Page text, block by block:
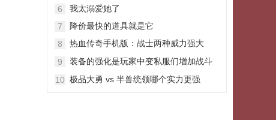
6
我太溺爱她了
7
降价最快的道具就是它
8
热血传奇手机版：战士两种威力强大
9
装备的强化是玩家中变私服们增加战斗
10 极品大勇 vs 半兽统领哪个实力更强